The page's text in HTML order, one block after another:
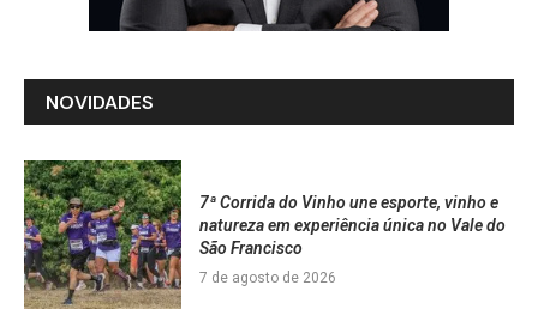
NOVIDADES
7ª Corrida do Vinho une esporte, vinho e
natureza em experiência única no Vale do
São Francisco
7 de agosto de 2026